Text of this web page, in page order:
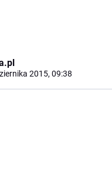
2015, 09:38